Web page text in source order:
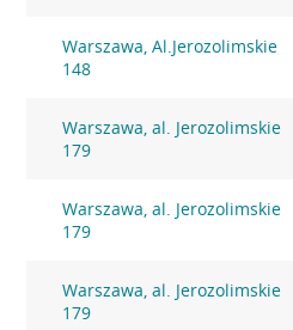
Warszawa, Al.Jerozolimskie
148
Warszawa, al. Jerozolimskie
179
Warszawa, al. Jerozolimskie
179
Warszawa, al. Jerozolimskie
179